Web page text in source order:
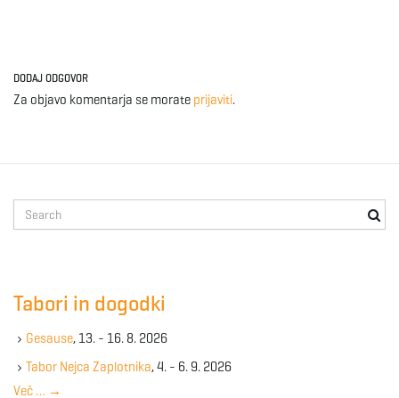
DODAJ ODGOVOR
Za objavo komentarja se morate prijaviti.
e
e
y
w
Tabori in dogodki
Gesause, 13. - 16. 8. 2026
Tabor Nejca Zaplotnika, 4. - 6. 9. 2026
Več … →